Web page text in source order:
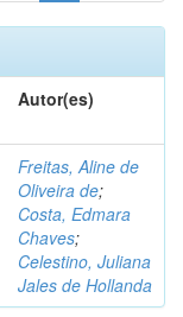
Autor(es)
Freitas, Aline de
Oliveira de;
Costa, Edmara
Chaves;
Celestino, Juliana
Jales de Hollanda